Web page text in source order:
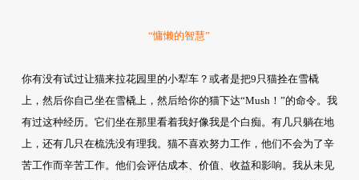
“慵懒的智慧”
你有没有试过让猫来拉花园里的小犁车？或者是把9只猫拴在雪橇
上，然后你自己坐在雪橇上，然后给你的猫下达“Mush！”的命令。我
有过这种经历。它们坐在那里看着我好像我是个白痴。有几只躺在地
上，还有几只在梳洗没有理我。猫不喜欢努力工作，他们不会为了辛
苦工作而辛苦工作。他们会评估成本、价值、收益和影响。我从未见